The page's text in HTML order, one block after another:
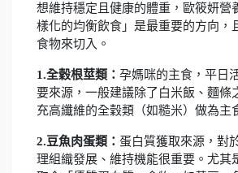
想維持穩定且健康的體重，歐筱妍營
樣化的均衡飲食」是最重要的方向，
食物來切入。
1.全穀根莖類 ： 孕媽咪的主食，平日
要來源，一般建議除了白米飯、麵條
充高纖維的全穀類（如糙米）做為主
2.豆魚肉蛋類： 蛋白質獲取來源，對
理組織發展、維持機能很重要。尤其